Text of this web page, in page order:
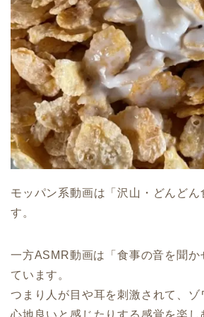
モッパン系動画は「沢山・どんど
す。
一方ASMR動画は「食事の音を聞か
ています。
つまり人が目や耳を刺激されて、ゾ